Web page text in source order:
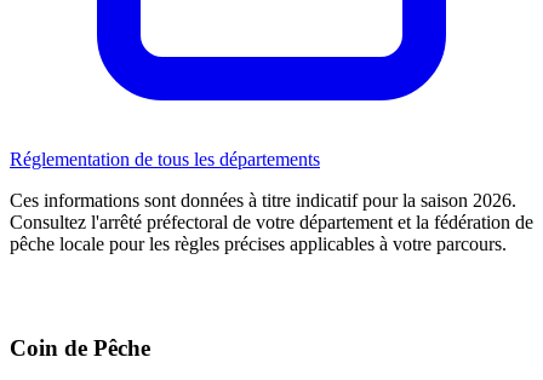
Réglementation de tous les départements
Ces informations sont données à titre indicatif pour la saison 2026.
Consultez l'arrêté préfectoral de votre département et la fédération de
pêche locale pour les règles précises applicables à votre parcours.
Coin de Pêche